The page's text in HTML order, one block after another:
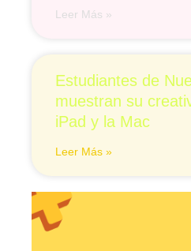
Leer Más »
Estudiantes de
muestran su
iPad y la Mac
Leer Más »